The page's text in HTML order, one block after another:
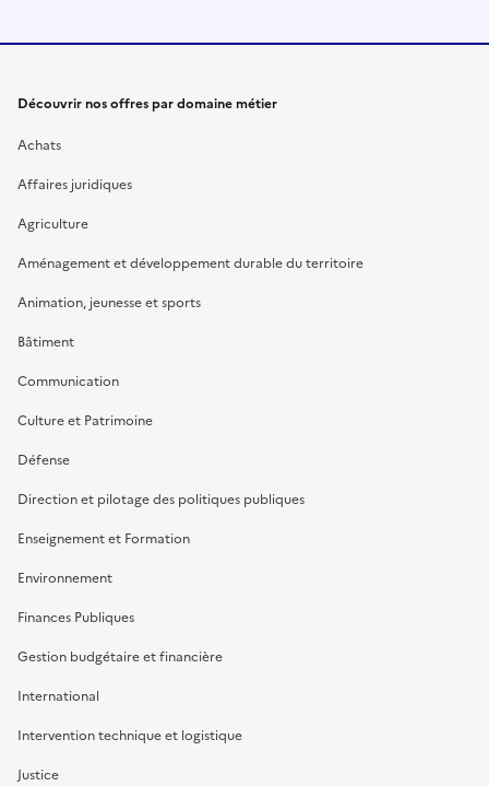
Découvrir nos offres par domaine métier
Achats
Affaires juridiques
Agriculture
Aménagement et développement durable du territoire
Animation, jeunesse et sports
Bâtiment
Communication
Culture et Patrimoine
Défense
Direction et pilotage des politiques publiques
Enseignement et Formation
Environnement
Finances Publiques
Gestion budgétaire et financière
International
Intervention technique et logistique
Justice